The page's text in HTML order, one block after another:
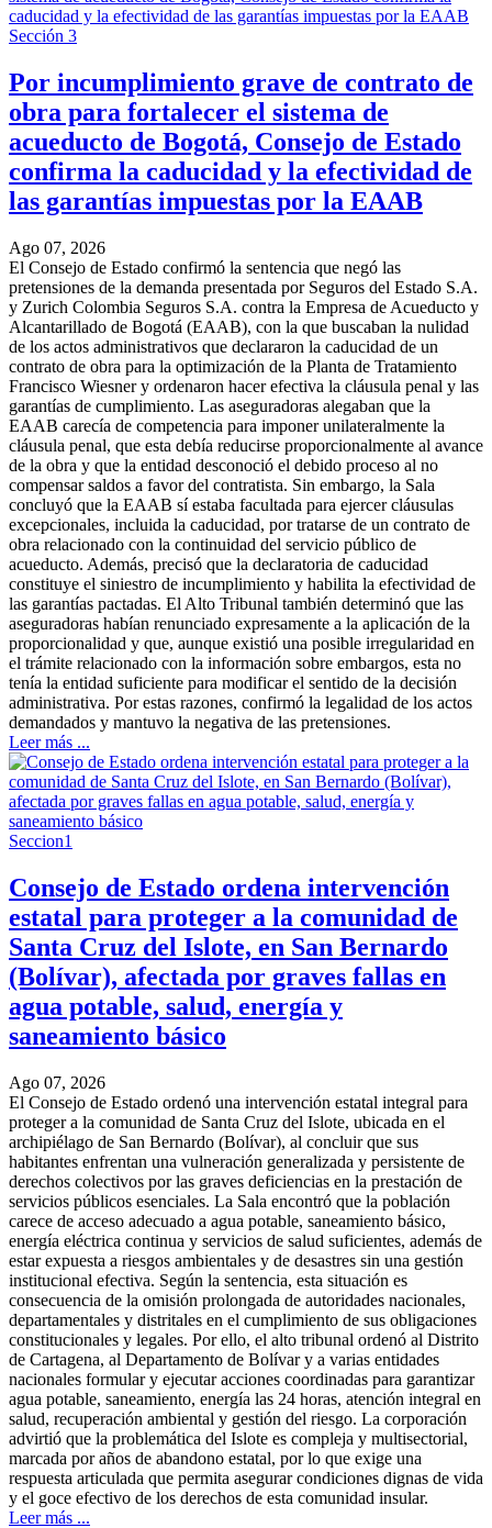
Sección 3
Por incumplimiento grave de contrato de
obra para fortalecer el sistema de
acueducto de Bogotá, Consejo de Estado
confirma la caducidad y la efectividad de
las garantías impuestas por la EAAB
Ago 07, 2026
El Consejo de Estado confirmó la sentencia que negó las
pretensiones de la demanda presentada por Seguros del Estado S.A.
y Zurich Colombia Seguros S.A. contra la Empresa de Acueducto y
Alcantarillado de Bogotá (EAAB), con la que buscaban la nulidad
de los actos administrativos que declararon la caducidad de un
contrato de obra para la optimización de la Planta de Tratamiento
Francisco Wiesner y ordenaron hacer efectiva la cláusula penal y las
garantías de cumplimiento. Las aseguradoras alegaban que la
EAAB carecía de competencia para imponer unilateralmente la
cláusula penal, que esta debía reducirse proporcionalmente al avance
de la obra y que la entidad desconoció el debido proceso al no
compensar saldos a favor del contratista. Sin embargo, la Sala
concluyó que la EAAB sí estaba facultada para ejercer cláusulas
excepcionales, incluida la caducidad, por tratarse de un contrato de
obra relacionado con la continuidad del servicio público de
acueducto. Además, precisó que la declaratoria de caducidad
constituye el siniestro de incumplimiento y habilita la efectividad de
las garantías pactadas. El Alto Tribunal también determinó que las
aseguradoras habían renunciado expresamente a la aplicación de la
proporcionalidad y que, aunque existió una posible irregularidad en
el trámite relacionado con la información sobre embargos, esta no
tenía la entidad suficiente para modificar el sentido de la decisión
administrativa. Por estas razones, confirmó la legalidad de los actos
demandados y mantuvo la negativa de las pretensiones.
Leer más ...
Seccion1
Consejo de Estado ordena intervención
estatal para proteger a la comunidad de
Santa Cruz del Islote, en San Bernardo
(Bolívar), afectada por graves fallas en
agua potable, salud, energía y
saneamiento básico
Ago 07, 2026
El Consejo de Estado ordenó una intervención estatal integral para
proteger a la comunidad de Santa Cruz del Islote, ubicada en el
archipiélago de San Bernardo (Bolívar), al concluir que sus
habitantes enfrentan una vulneración generalizada y persistente de
derechos colectivos por las graves deficiencias en la prestación de
servicios públicos esenciales. La Sala encontró que la población
carece de acceso adecuado a agua potable, saneamiento básico,
energía eléctrica continua y servicios de salud suficientes, además de
estar expuesta a riesgos ambientales y de desastres sin una gestión
institucional efectiva. Según la sentencia, esta situación es
consecuencia de la omisión prolongada de autoridades nacionales,
departamentales y distritales en el cumplimiento de sus obligaciones
constitucionales y legales. Por ello, el alto tribunal ordenó al Distrito
de Cartagena, al Departamento de Bolívar y a varias entidades
nacionales formular y ejecutar acciones coordinadas para garantizar
agua potable, saneamiento, energía las 24 horas, atención integral en
salud, recuperación ambiental y gestión del riesgo. La corporación
advirtió que la problemática del Islote es compleja y multisectorial,
marcada por años de abandono estatal, por lo que exige una
respuesta articulada que permita asegurar condiciones dignas de vida
y el goce efectivo de los derechos de esta comunidad insular.
Leer más ...